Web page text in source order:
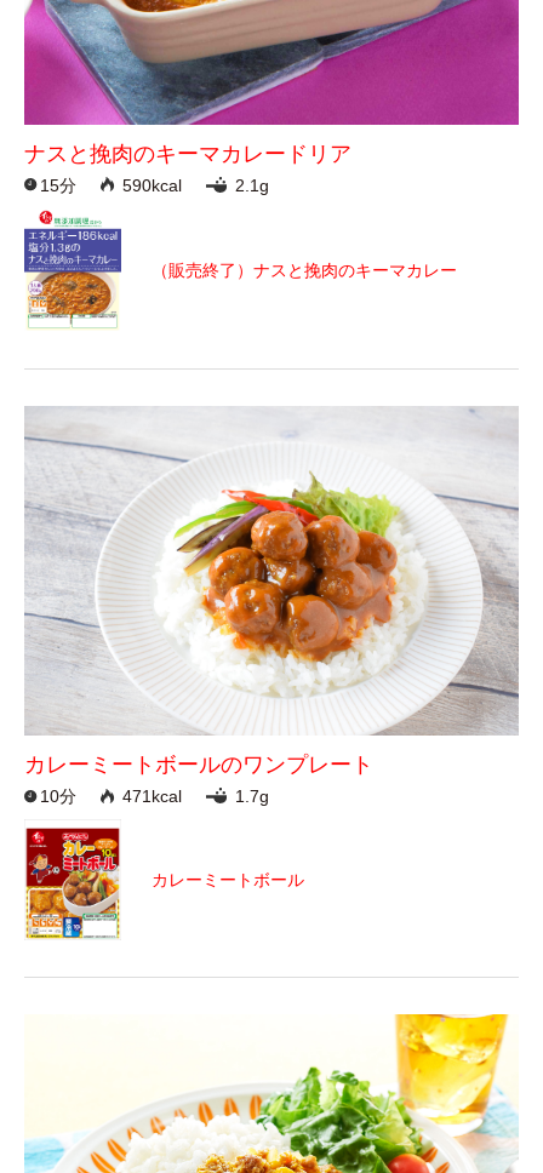
ナスと挽肉のキーマカレードリア
15分 590kcal 2.1g
（販売終了）ナスと挽肉のキーマカレー
カレーミートボールのワンプレート
10分 471kcal 1.7g
カレーミートボール